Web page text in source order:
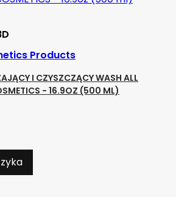
Products
I CZYSZCZĄCY WASH ALL
- 16.9OZ (500 ML)